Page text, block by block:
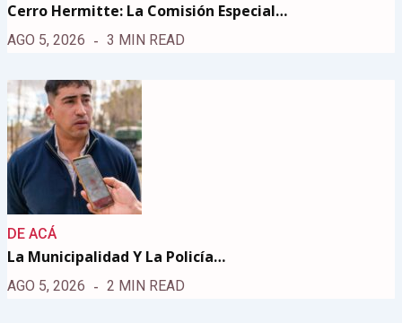
Cerro Hermitte: La Comisión Especial…
AGO 5, 2026 3 MIN READ
DE ACÁ
La Municipalidad Y La Policía…
AGO 5, 2026 2 MIN READ